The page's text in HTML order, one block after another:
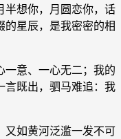
半想你，月圆恋你，话
的星辰，是我密密的相
一意、一心无二；我的
言既出，驷马难追：我
又如黄河泛滥一发不可